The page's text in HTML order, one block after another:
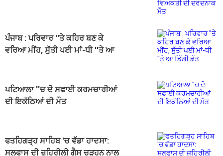
ਪੰਜਾਬ : ਪਰਿਵਾਰ ''ਤੇ ਕਹਿਰ ਬਣ ਕੇ
ਵਰਿਆ ਮੀਂਹ, ਸੁੱਤੀ ਪਈ ਮਾਂ-ਧੀ ''ਤੇ ਆ
ਪਟਿਆਲਾ ''ਚ ਦੋ ਸਫਾਈ ਕਰਮਚਾਰੀਆਂ
ਦੀ ਇਕੱਠਿਆਂ ਦੀ ਮੌਤ
ਫਤਹਿਗੜ੍ਹ ਸਾਹਿਬ 'ਚ ਵੱਡਾ ਹਾਦਸਾ:
ਸਲਫਾਸ ਦੀ ਜ਼ਹਿਰੀਲੀ ਗੈਸ ਚੜ੍ਹਨ ਨਾਲ